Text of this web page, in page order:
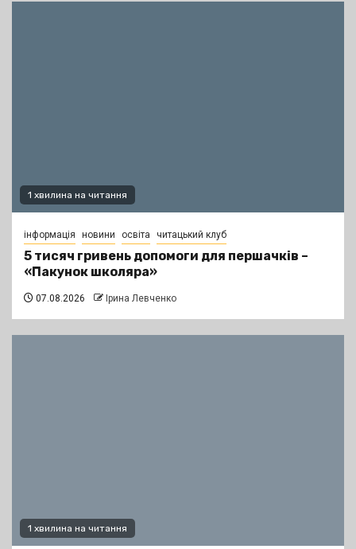
1 хвилина на читання
інформація новини освіта читацький клуб
5 тисяч гривень допомоги для першачків –
«Пакунок школяра»
07.08.2026 Ірина Левченко
1 хвилина на читання